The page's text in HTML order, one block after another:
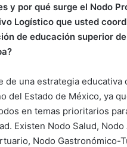
y por qué surge el Nodo
Logístico que usted
de educación superior
de una estrategia educativa
del Estado de México, ya
en temas prioritarios
Existen Nodo Salud,
Nodo Gastronómico-